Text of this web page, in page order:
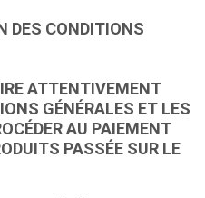
DES CONDITIONS
ATTENTIVEMENT
GÉNÉRALES ET LES
AU PAIEMENT
PASSÉE SUR LE